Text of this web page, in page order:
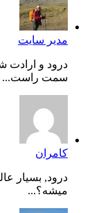
مدیر سایت
درود و ارادت
سمت راست...
کامران
درود, بسیار
میشه؟...